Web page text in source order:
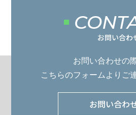
お問い合わ
お問い合わせの
こちらのフォームよりご
お問い合わ